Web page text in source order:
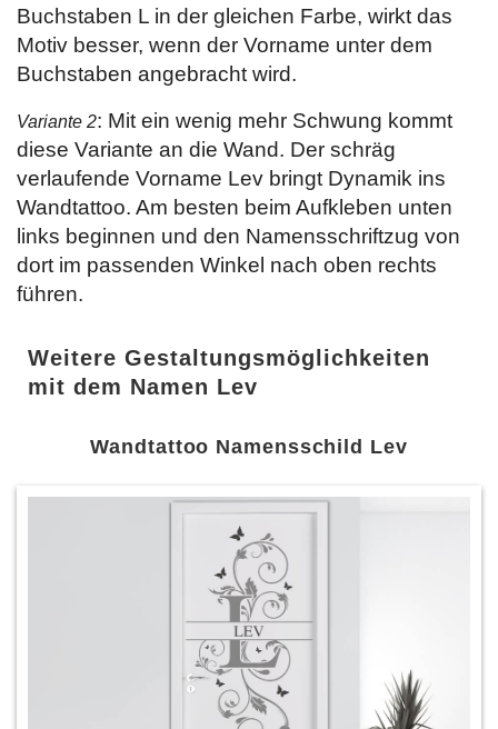
Buchstaben L in der gleichen Farbe, wirkt das
Motiv besser, wenn der Vorname unter dem
Buchstaben angebracht wird.
Variante 2: Mit ein wenig mehr Schwung kommt
diese Variante an die Wand. Der schräg
verlaufende Vorname Lev bringt Dynamik ins
Wandtattoo. Am besten beim Aufkleben unten
links beginnen und den Namensschriftzug von
dort im passenden Winkel nach oben rechts
führen.
Weitere Gestaltungsmöglichkeiten
mit dem Namen Lev
Wandtattoo Namensschild Lev